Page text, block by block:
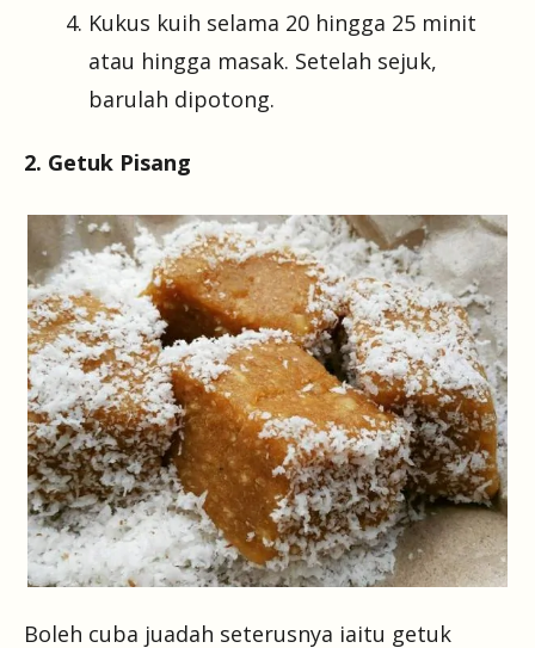
Kukus kuih selama 20 hingga 25 minit
atau hingga masak. Setelah sejuk,
barulah dipotong.
2. Getuk Pisang
Boleh cuba juadah seterusnya iaitu getuk